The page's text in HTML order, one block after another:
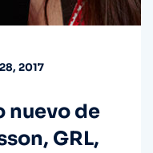
2017
nuevo de
GRL,